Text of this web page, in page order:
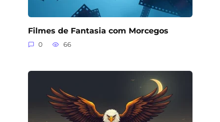
Filmes de Fantasia com Morcegos
0 66